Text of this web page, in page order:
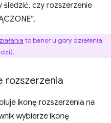
śledzić, czy rozszerzenie
to baner u góry działania
rozszerzenia
ikonę rozszerzenia na
wybierze ikonę